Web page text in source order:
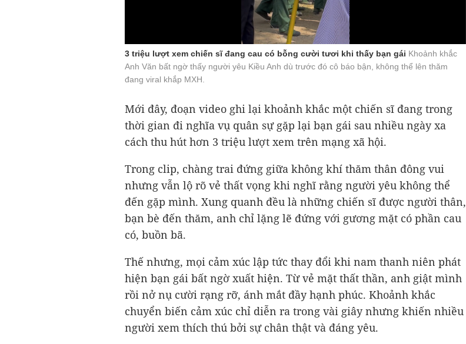
3 triệu lượt xem chiến sĩ đang cau có bỗng cười tươi khi thấy bạn gái Khoảnh khắc
Anh Văn bất ngờ thấy người yêu Kiều Anh dù trước đó cô báo bận, không thể lên thăm
đang viral khắp MXH.
Mới đây, đoạn video ghi lại khoảnh khắc một chiến sĩ đang trong
thời gian đi nghĩa vụ quân sự gặp lại bạn gái sau nhiều ngày xa
cách thu hút hơn 3 triệu lượt xem trên mạng xã hội.
Trong clip, chàng trai đứng giữa không khí thăm thân đông vui
nhưng vẫn lộ rõ vẻ thất vọng khi nghĩ rằng người yêu không thể
đến gặp mình. Xung quanh đều là những chiến sĩ được người thân,
bạn bè đến thăm, anh chỉ lặng lẽ đứng với gương mặt có phần cau
có, buồn bã.
Thế nhưng, mọi cảm xúc lập tức thay đổi khi nam thanh niên phát
hiện bạn gái bất ngờ xuất hiện. Từ vẻ mặt thất thần, anh giật mình
rồi nở nụ cười rạng rỡ, ánh mắt đầy hạnh phúc. Khoảnh khắc
chuyển biến cảm xúc chỉ diễn ra trong vài giây nhưng khiến nhiều
người xem thích thú bởi sự chân thật và đáng yêu.